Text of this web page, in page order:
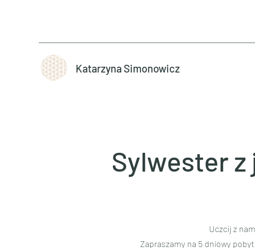
Katarzyna Simonowicz
Sylwester
Uczcij z
Zapraszamy na 5 dniowy